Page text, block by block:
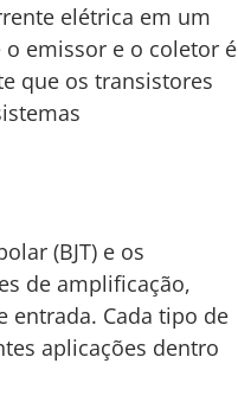
elétrica em um
emissor e o coletor é
que os transistores
(BJT) e os
de amplificação,
entrada. Cada tipo de
aplicações dentro